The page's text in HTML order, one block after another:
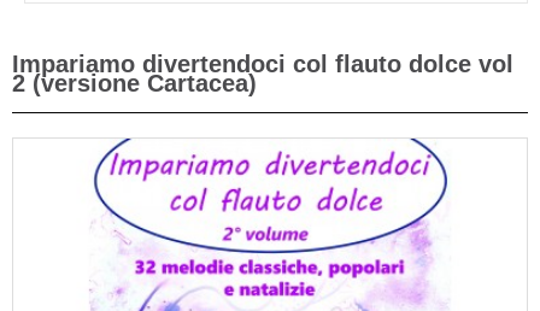
Impariamo divertendoci col flauto dolce vol
2 (versione Cartacea)